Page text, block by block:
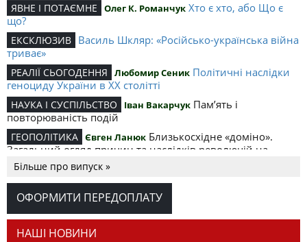
ЯВНЕ І ПОТАЄМНЕ Олег К. Романчук Хто є хто, або Що є
що?
ЕКСКЛЮЗИВ Василь Шкляр: «Російсько-українська війна
триває»
РЕАЛІЇ СЬОГОДЕННЯ Любомир Сеник Політичні наслідки
геноциду України в ХХ столітті
НАУКА І СУСПІЛЬСТВО Іван Вакарчук Пам’ять і
повторюваність подій
ГЕОПОЛІТИКА Євген Ланюк Близькосхідне «доміно».
Загальний огляд причин та наслідків революцій на
Близькому Сході
ЕКСКЛЮЗИВ Олег К. Романчук«Чорний ворон» і
російсько-українське протистояння
Бенкет шакалів над розтерзаною
українською літературою
Руслан РадецькийОстанній бій «залишенця»
Більше про випуск »
ОФОРМИТИ ПЕРЕДОПЛАТУ
НАШІ НОВИНИ